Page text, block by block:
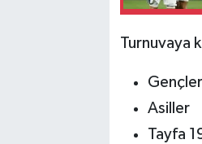
Turnuvaya
Asiller
Tayfa